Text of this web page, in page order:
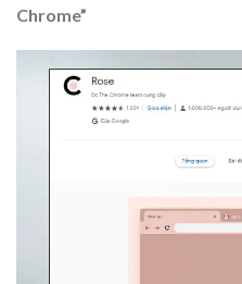
Chrome”